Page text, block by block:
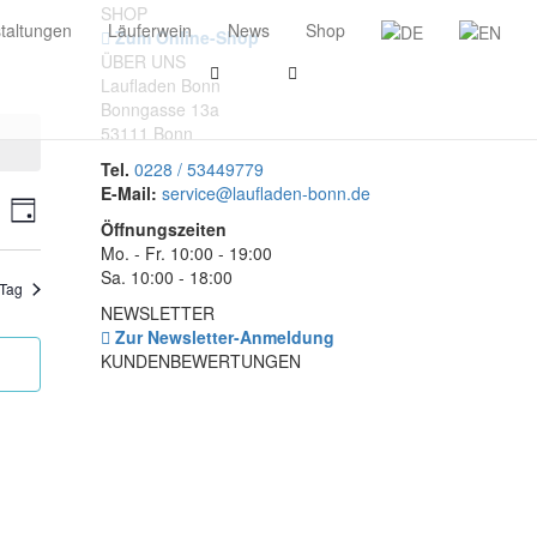
Läuferwein News Shop
Veranstaltung
Ansichten-
Navigation
Tag
SHOP
Zum Online-Shop
ÜBER UNS
Laufladen Bonn
Bonngasse 13a
53111 Bonn
Tel. 0228 / 53449779
E-Mail: service@laufladen-bonn.de
Öffnungszeiten
Mo. - Fr. 10:00 - 19:00
Sa. 10:00 - 18:00
NEWSLETTER
Zur Newsletter-Anmeldung
KUNDENBEWERTUNGEN